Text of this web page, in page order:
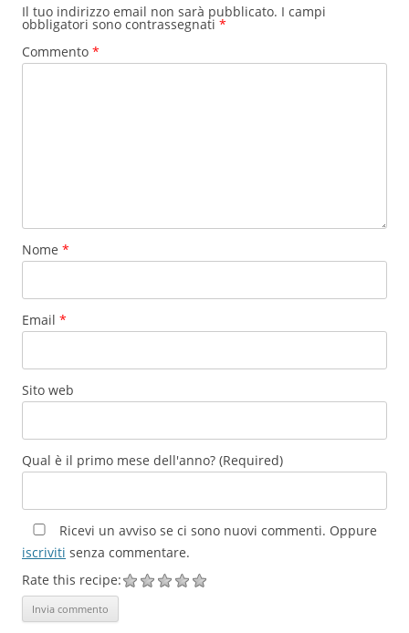
Il tuo indirizzo email non sarà pubblicato. I campi
obbligatori sono contrassegnati *
Commento *
Nome *
Email *
Sito web
Qual è il primo mese dell'anno? (Required)
Ricevi un avviso se ci sono nuovi commenti. Oppure
iscriviti senza commentare.
Rate this recipe: